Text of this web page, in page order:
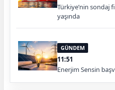
Türkiye’nin sondaj
yaşında
GÜNDEM
11:51
Enerjim Sensin